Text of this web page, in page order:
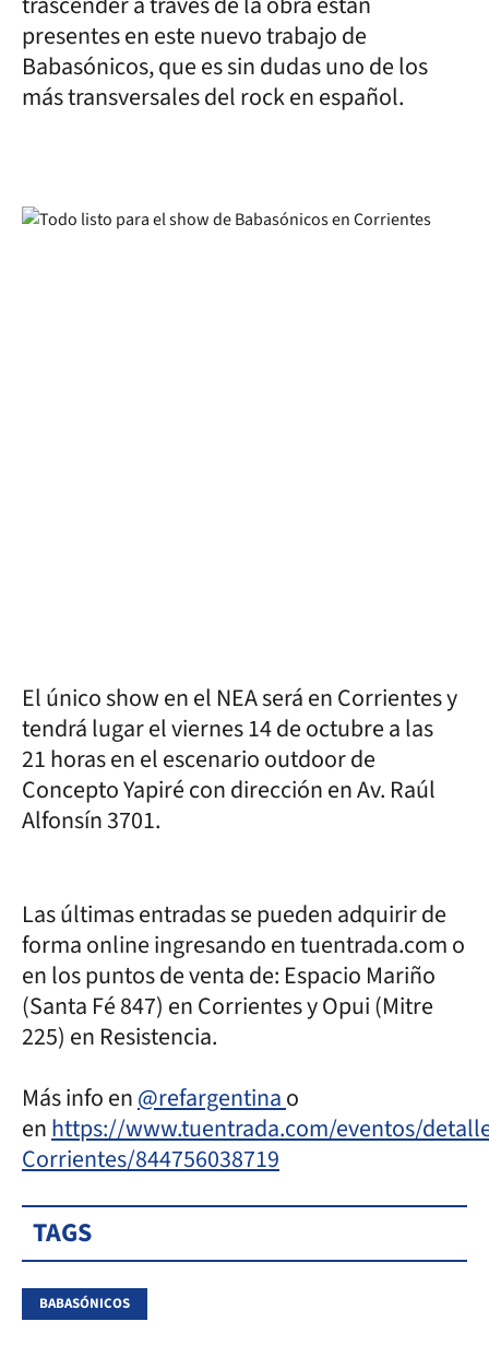
presentes en este nuevo trabajo de
Babasónicos, que es sin dudas uno de los
más transversales del rock en español.
El único show en el NEA será en Corrientes y
tendrá lugar el viernes 14 de octubre a las
21 horas en el escenario outdoor de
Concepto Yapiré con dirección en Av. Raúl
Alfonsín 3701.
Las últimas entradas se pueden adquirir de
forma online ingresando en tuentrada.com o
en los puntos de venta de: Espacio Mariño
(Santa Fé 847) en Corrientes y Opui (Mitre
225) en Resistencia.
Más info en@refargentinao
enhttps://www.tuentrada.com/eventos/
Corrientes/844756038719
TAGS
BABASÓNICOS